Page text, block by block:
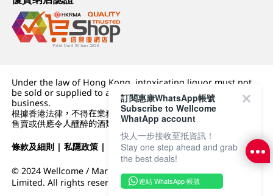
Under the law of Hong Kong, intoxicating liquor must not
be sold or supplied to a minor (under 18) in the course of
business.
根據香港法律，不得在業務過程中，向未成年人 (18 歲以下人士)
售賣或供應令人醺醉的酒類。
條款及細則 |私隱政策 | DFI零售集團
© 2024 Wellcome / Market Place. The Dairy Farm Company
Limited. All rights reserved.
訂閱惠康WhatsApp帳號
Subscribe to Wellcome
WhatApp account
快人一步接收至抵資訊！
Stay one step ahead and grab
the best deals!
連結 WhatsApp 帳號